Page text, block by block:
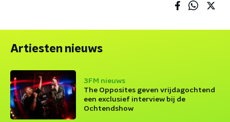
Artiesten nieuws
3FM nieuws
The Opposites geven vrijdagochtend
een exclusief interview bij de
Ochtendshow